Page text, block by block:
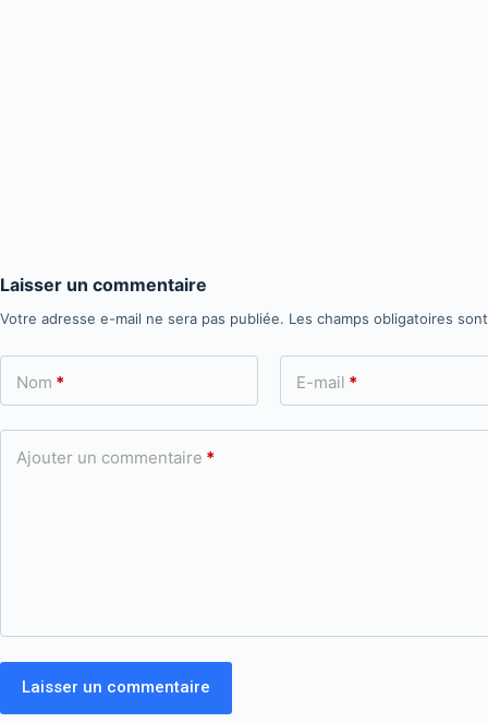
Laisser un commentaire
Votre adresse e-mail ne sera pas publiée. Les champs obligatoires
Nom * E-mail *
Ajouter un commentaire *
Laisser un commentaire